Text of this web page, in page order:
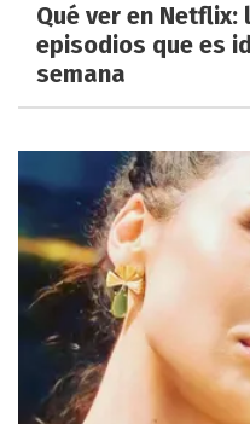
Qué ver en
episodios que es
semana